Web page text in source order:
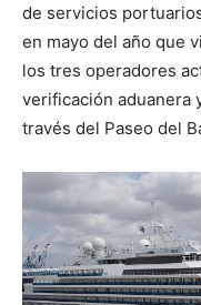
de servicios
en mayo del año que
los tres operadores
verificación aduanera
través del Paseo del